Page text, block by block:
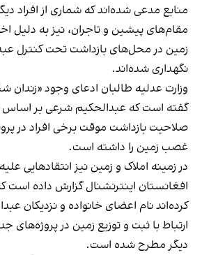
منابع مدعی شده‌اند که شماری از افراد
مقام‌های پیشین و تاجران، نیز به دلیل
زمین در محل‌های بازداشت تحت کنترل
نگهداری شده‌اند.
وزارت عدلیه طالبان ادعای وجود «زندان
گفته است که عبدالحکیم شرعی بر اساس
صلاحیت بازداشت موقت برخی افراد در
غصب زمین را داشته است.
در زمینه املاک و زمین نیز انتقادهایی
افغانستان اینترنشنال گزارش داده است
کرده‌اند نام اعضای خانواده و نزدیکان
ارتباط با ثبت و توزیع زمین در پروژه‌های
دیگر مطرح شده است.